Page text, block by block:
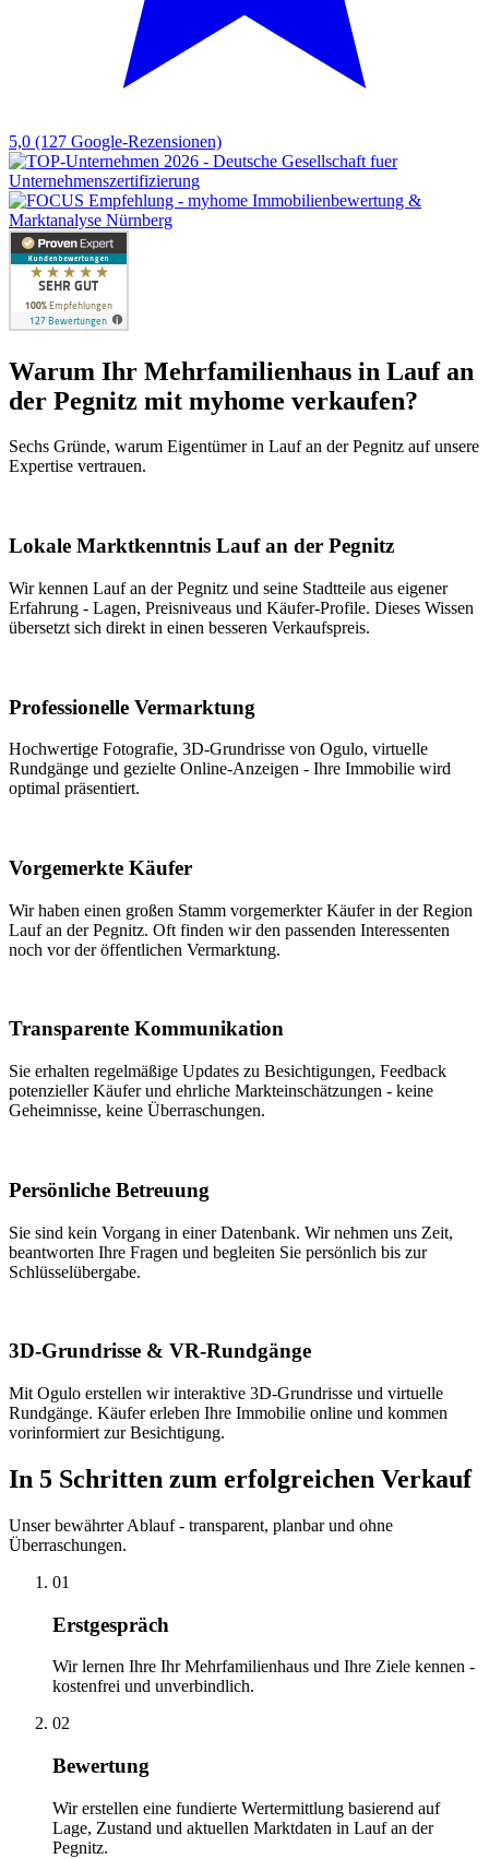
5,0 (127 Google-Rezensionen)
Warum Ihr Mehrfamilienhaus in Lauf an
der Pegnitz mit myhome verkaufen?
Sechs Gründe, warum Eigentümer in Lauf an der Pegnitz auf unsere
Expertise vertrauen.
Lokale Marktkenntnis Lauf an der Pegnitz
Wir kennen Lauf an der Pegnitz und seine Stadtteile aus eigener
Erfahrung - Lagen, Preisniveaus und Käufer-Profile. Dieses Wissen
übersetzt sich direkt in einen besseren Verkaufspreis.
Professionelle Vermarktung
Hochwertige Fotografie, 3D-Grundrisse von Ogulo, virtuelle
Rundgänge und gezielte Online-Anzeigen - Ihre Immobilie wird
optimal präsentiert.
Vorgemerkte Käufer
Wir haben einen großen Stamm vorgemerkter Käufer in der Region
Lauf an der Pegnitz. Oft finden wir den passenden Interessenten
noch vor der öffentlichen Vermarktung.
Transparente Kommunikation
Sie erhalten regelmäßige Updates zu Besichtigungen, Feedback
potenzieller Käufer und ehrliche Markteinschätzungen - keine
Geheimnisse, keine Überraschungen.
Persönliche Betreuung
Sie sind kein Vorgang in einer Datenbank. Wir nehmen uns Zeit,
beantworten Ihre Fragen und begleiten Sie persönlich bis zur
Schlüsselübergabe.
3D-Grundrisse & VR-Rundgänge
Mit Ogulo erstellen wir interaktive 3D-Grundrisse und virtuelle
Rundgänge. Käufer erleben Ihre Immobilie online und kommen
vorinformiert zur Besichtigung.
In 5 Schritten zum erfolgreichen Verkauf
Unser bewährter Ablauf - transparent, planbar und ohne
Überraschungen.
01
Erstgespräch
Wir lernen Ihre Ihr Mehrfamilienhaus und Ihre Ziele kennen -
kostenfrei und unverbindlich.
02
Bewertung
Wir erstellen eine fundierte Wertermittlung basierend auf
Lage, Zustand und aktuellen Marktdaten in Lauf an der
Pegnitz.